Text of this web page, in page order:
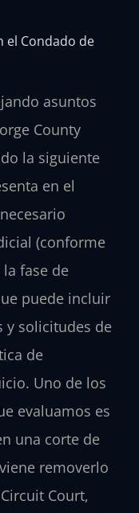
el Condado de
asuntos
County
la siguiente
en el
(conforme
la fase de
puede incluir
y solicitudes de
de
Uno de los
evaluamos es
una corte de
removerlo
Circuit Court,